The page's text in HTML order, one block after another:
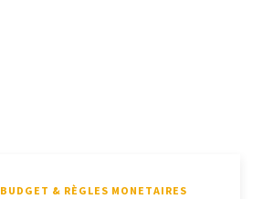
BUDGET & RÈGLES MONETAIRES